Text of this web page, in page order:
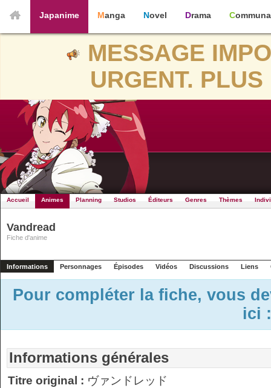
Japanime Manga Novel Drama
MESSAGE
URGENT.
Accueil Animes Planning Studios Éditeurs Genres Thèmes
Vandread
Fiche d'anime
Informations Personnages Épisodes Vidéos Discussions Liens
Pour compléter la fiche, vous
ici
Informations générales
Titre original : ヴァンドレッド